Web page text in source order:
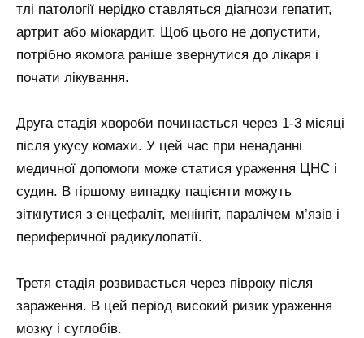
тлі патології нерідко ставляться діагнози гепатит,
артрит або міокардит. Щоб цього не допустити,
потрібно якомога раніше звернутися до лікаря і
почати лікування.
Друга стадія хвороби починається через 1-3 місяці
після укусу комахи. У цей час при ненаданні
медичної допомоги може статися ураження ЦНС і
судин. В гіршому випадку пацієнти можуть
зіткнутися з енцефаліт, менінгіт, паралічем м’язів і
периферичної радикулопатії.
Третя стадія розвивається через півроку після
зараження. В цей період високий ризик ураження
мозку і суглобів.